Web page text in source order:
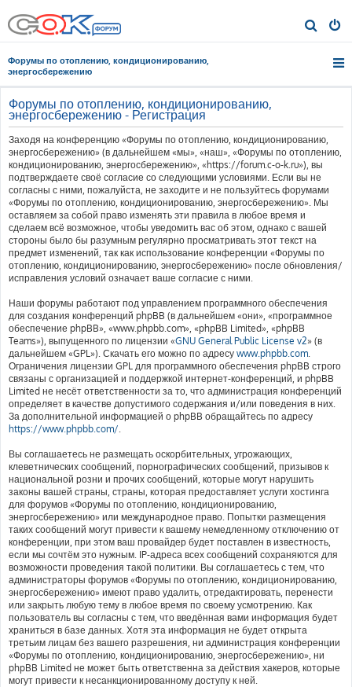
о
Форумы по отоплению, кондиционированию,
энергосбережению
Форумы по отоплению, кондиционированию,
энергосбережению - Регистрация
Заходя на конференцию «Форумы по отоплению, кондиционированию,
энергосбережению» (в дальнейшем «мы», «наш», «Форумы по отоплению,
кондиционированию, энергосбережению», «https://forum.c-o-k.ru»), вы
подтверждаете своё согласие со следующими условиями. Если вы не
согласны с ними, пожалуйста, не заходите и не пользуйтесь форумами
«Форумы по отоплению, кондиционированию, энергосбережению». Мы
оставляем за собой право изменять эти правила в любое время и
сделаем всё возможное, чтобы уведомить вас об этом, однако с вашей
стороны было бы разумным регулярно просматривать этот текст на
предмет изменений, так как использование конференции «Форумы по
отоплению, кондиционированию, энергосбережению» после обновления/
исправления условий означает ваше согласие с ними.
Наши форумы работают под управлением программного обеспечения
для создания конференций phpBB (в дальнейшем «они», «программное
обеспечение phpBB», «www.phpbb.com», «phpBB Limited», «phpBB
Teams»), выпущенного по лицензии «GNU General Public License v2» (в
дальнейшем «GPL»). Скачать его можно по адресу www.phpbb.com.
Ограничения лицензии GPL для программного обеспечения phpBB строго
связаны с организацией и поддержкой интернет-конференций, и phpBB
Limited не несёт ответственности за то, что администрация конференций
определяет в качестве допустимого содержания и/или поведения в них.
За дополнительной информацией о phpBB обращайтесь по адресу
https://www.phpbb.com/.
Вы соглашаетесь не размещать оскорбительных, угрожающих,
клеветнических сообщений, порнографических сообщений, призывов к
национальной розни и прочих сообщений, которые могут нарушить
законы вашей страны, страны, которая предоставляет услуги хостинга
для форумов «Форумы по отоплению, кондиционированию,
энергосбережению» или международное право. Попытки размещения
таких сообщений могут привести к вашему немедленному отключению от
конференции, при этом ваш провайдер будет поставлен в известность,
если мы сочтём это нужным. IP-адреса всех сообщений сохраняются для
возможности проведения такой политики. Вы соглашаетесь с тем, что
администраторы форумов «Форумы по отоплению, кондиционированию,
энергосбережению» имеют право удалить, отредактировать, перенести
или закрыть любую тему в любое время по своему усмотрению. Как
пользователь вы согласны с тем, что введённая вами информация будет
храниться в базе данных. Хотя эта информация не будет открыта
третьим лицам без вашего разрешения, ни администрация конференции
«Форумы по отоплению, кондиционированию, энергосбережению», ни
phpBB Limited не может быть ответственна за действия хакеров, которые
могут привести к несанкционированному доступу к ней.